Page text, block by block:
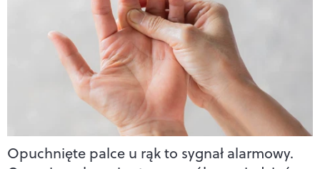
Opuchnięte palce u rąk to sygnał alarmowy.